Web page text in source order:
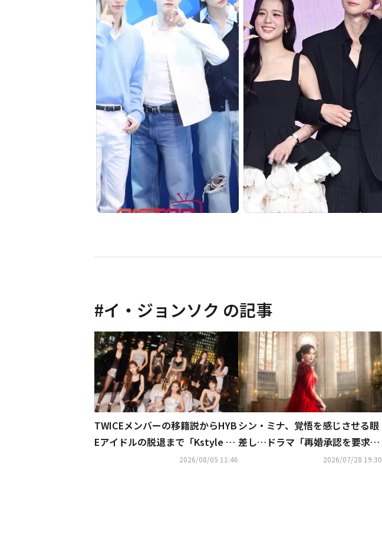
#イ・ジョンソク の記事
TWICEメンバーの移籍説からHYB
Eアイドルの脱退まで「Kstyle 7
月の記事ランキングTOP5」を発
2026/08/05 11:46
シン・ミナ、覚悟を感じさせる眼
差し…ドラマ「再婚承認を要求し
ます」予告ポスターを公開！
2026/07/28 19:30